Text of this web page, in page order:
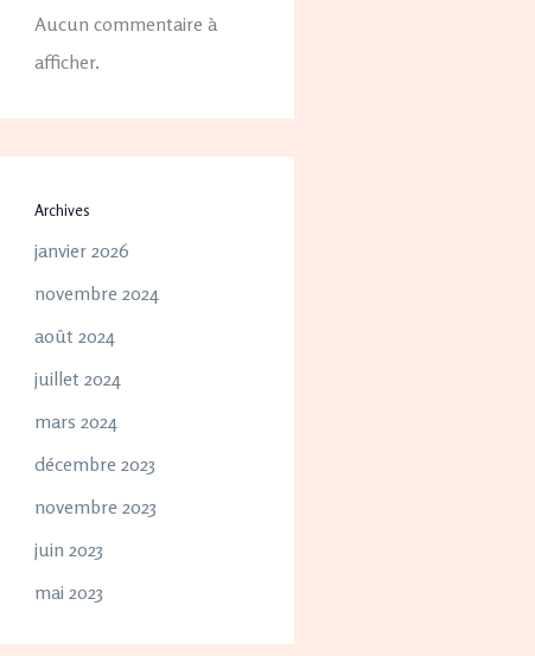
Aucun commentaire à
afficher.
Archives
janvier 2026
novembre 2024
août 2024
juillet 2024
mars 2024
décembre 2023
novembre 2023
juin 2023
mai 2023